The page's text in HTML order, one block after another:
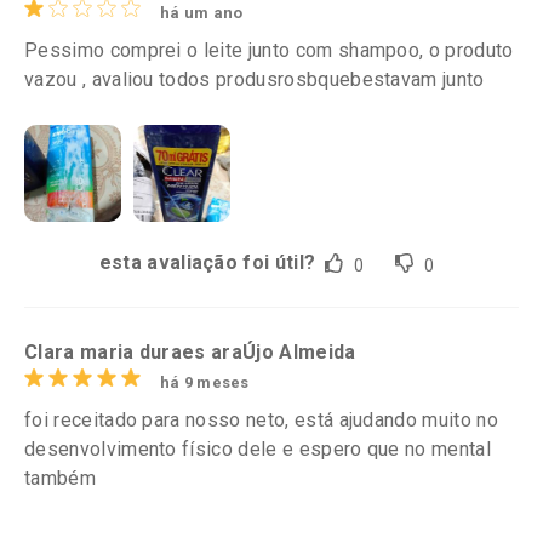
há um ano
Pessimo comprei o leite junto com shampoo, o produto
vazou , avaliou todos produsrosbquebestavam junto
esta avaliação foi útil? 0 0
Clara maria duraes araÚjo Almeida
há 9 meses
foi receitado para nosso neto, está ajudando muito no
desenvolvimento físico dele e espero que no mental
também